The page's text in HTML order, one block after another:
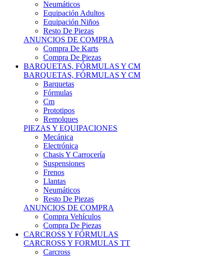
Neumáticos
Equipación Adultos
Equipación Niños
Resto De Piezas
ANUNCIOS DE COMPRA
Compra De Karts
Compra De Piezas
BARQUETAS, FÓRMULAS Y CM
BARQUETAS, FÓRMULAS Y CM
Barquetas
Fórmulas
Cm
Prototipos
Remolques
PIEZAS Y EQUIPACIONES
Mecánica
Electrónica
Chasis Y Carrocería
Suspensiones
Frenos
Llantas
Neumáticos
Resto De Piezas
ANUNCIOS DE COMPRA
Compra Vehículos
Compra De Piezas
CARCROSS Y FÓRMULAS
CARCROSS Y FORMULAS TT
Carcross